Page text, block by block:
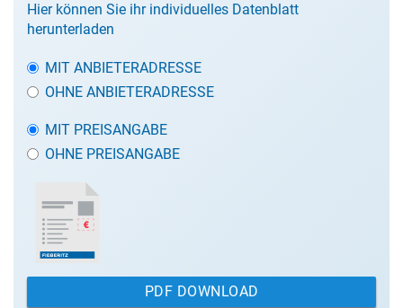
Hier können Sie ihr individuelles Datenblatt
herunterladen
MIT ANBIETERADRESSE
OHNE ANBIETERADRESSE
MIT PREISANGABE
OHNE PREISANGABE
PDF DOWNLOAD